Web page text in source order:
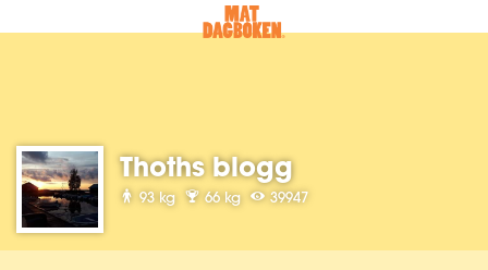
Thoths blogg
93 kg 66 kg 39947